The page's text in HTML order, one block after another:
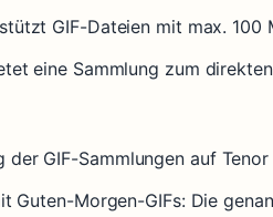
GIF-Dateien mit max. 100
eine Sammlung zum
der GIF-Sammlungen auf
Guten-Morgen-GIFs: Die